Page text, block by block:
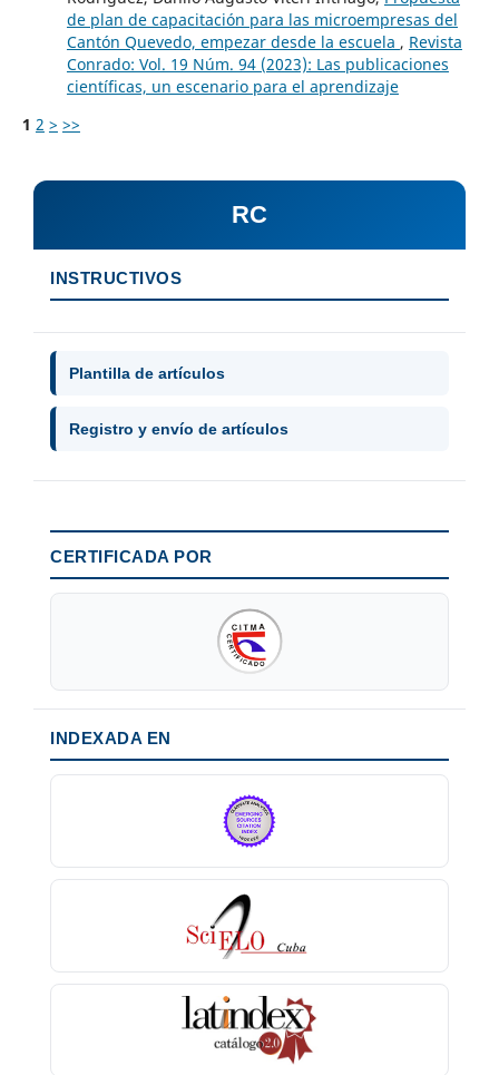
de plan de capacitación para las microempresas del
Cantón Quevedo, empezar desde la escuela , Revista
Conrado: Vol. 19 Núm. 94 (2023): Las publicaciones
científicas, un escenario para el aprendizaje
1 2 > >>
RC
INSTRUCTIVOS
Plantilla de artículos
Registro y envío de artículos
CERTIFICADA POR
INDEXADA EN